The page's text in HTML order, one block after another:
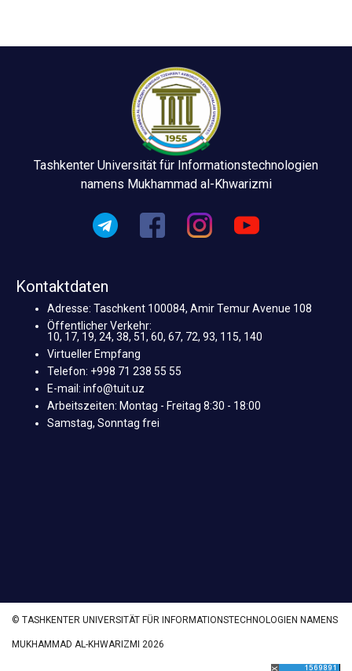
Tashkenter Universität für Informationstechnologien
namens Mukhammad al-Khwarizmi
Kontaktdaten
Adresse: Taschkent 100084, Amir Temur Avenue 108
Öffentlicher Verkehr:
10, 17, 19, 24, 38, 51, 60, 67, 72, 93, 115, 140
Virtueller Empfang
Telefon: +998 71 238 55 55
E-mail: info@tuit.uz
Arbeitszeiten: Montag - Freitag 8:30 - 18:00
Samstag, Sonntag frei
© TASHKENTER UNIVERSITÄT FÜR INFORMATIONSTECHNOLOGIEN NAMENS
MUKHAMMAD AL-KHWARIZMI 2026